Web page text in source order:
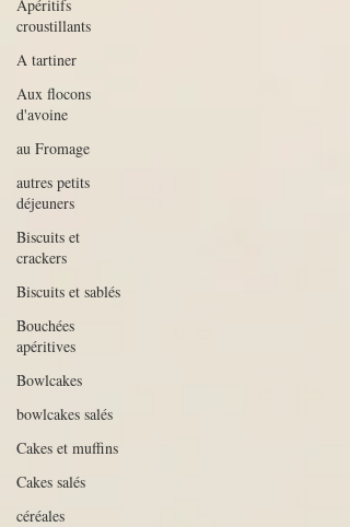
Apéritifs
croustillants
A tartiner
Aux flocons
d'avoine
au Fromage
autres petits
déjeuners
Biscuits et
crackers
Biscuits et sablés
Bouchées
apéritives
Bowlcakes
bowlcakes salés
Cakes et muffins
Cakes salés
céréales